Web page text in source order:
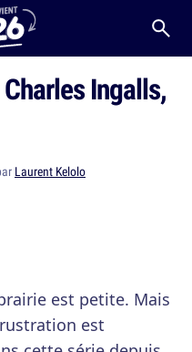
Ingalls,
Laurent Kelolo
est petite. Mais
est